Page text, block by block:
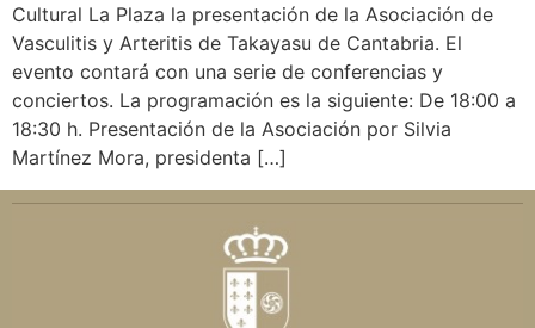
Cultural La Plaza la presentación de la Asociación de
Vasculitis y Arteritis de Takayasu de Cantabria. El
evento contará con una serie de conferencias y
conciertos. La programación es la siguiente: De 18:00 a
18:30 h. Presentación de la Asociación por Silvia
Martínez Mora, presidenta […]